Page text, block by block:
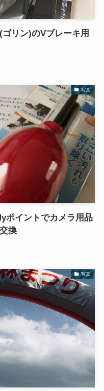
ゴリン)のVブレーキ用
写真
ポイントでカメラ用品
換
写真